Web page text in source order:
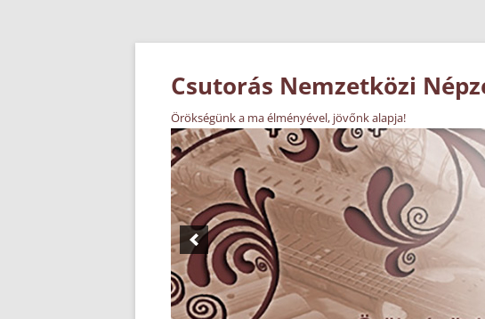
Csutorás Nemzetközi
Örökségünk a ma élményével, jövőnk alapja!